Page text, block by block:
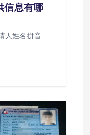
信息有哪
人姓名拼音